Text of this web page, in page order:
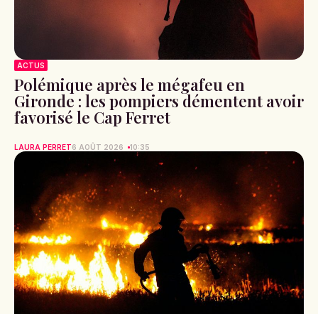
ACTUS
Polémique après le mégafeu en
Gironde : les pompiers démentent avoir
favorisé le Cap Ferret
LAURA PERRET6 AOÛT 2026 10:35